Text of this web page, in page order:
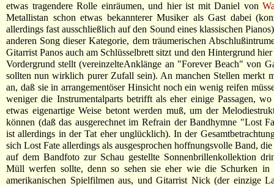
etwas tragendere Rolle einräumen, und hier ist mit Daniel von
Metallistan schon etwas bekannterer Musiker als Gast dabei
allerdings fast ausschließlich auf den Sound eines klassischen
anderen Song dieser Kategorie, dem träumerischen
Gitarrist Panos auch am Schlüsselbrett sitzt und den Hintergrund
Vordergrund stellt (vereinzelteAnklänge an "Forever Beach" von
sollten nun wirklich purer Zufall sein). An manchen Stellen merkt
an, daß sie in arrangementöser Hinsicht noch ein wenig reifen
weniger die Instrumentalparts betrifft als eher einige Passagen,
etwas eigenartige Weise betont werden muß, um der
können (daß das ausgerechnet im Refrain der Bandhymne "Lost
ist allerdings in der Tat eher unglücklich). In der
sich Lost Fate allerdings als ausgesprochen hoffnungsvolle Band,
auf dem Bandfoto zur Schau gestellte Sonnenbrillenkollektion
Müll werfen sollte, denn so sehen sie eher wie die Schurken in
amerikanischen Spielfilmen aus, und Gitarrist Nick (der einzige